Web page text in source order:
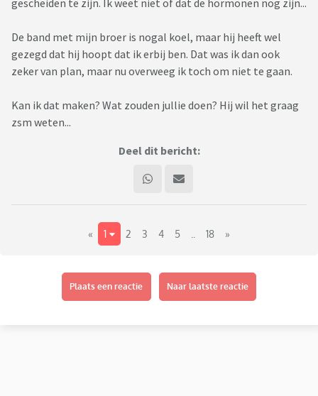
gescheiden te zijn. Ik weet niet of dat de hormonen nog zijn...
De band met mijn broer is nogal koel, maar hij heeft wel
gezegd dat hij hoopt dat ik erbij ben. Dat was ik dan ook
zeker van plan, maar nu overweeg ik toch om niet te gaan.
Kan ik dat maken? Wat zouden jullie doen? Hij wil het graag
zsm weten...
Deel dit bericht:
« 1 2 3 4 5 18 »
Plaats een reactie Naar laatste reactie